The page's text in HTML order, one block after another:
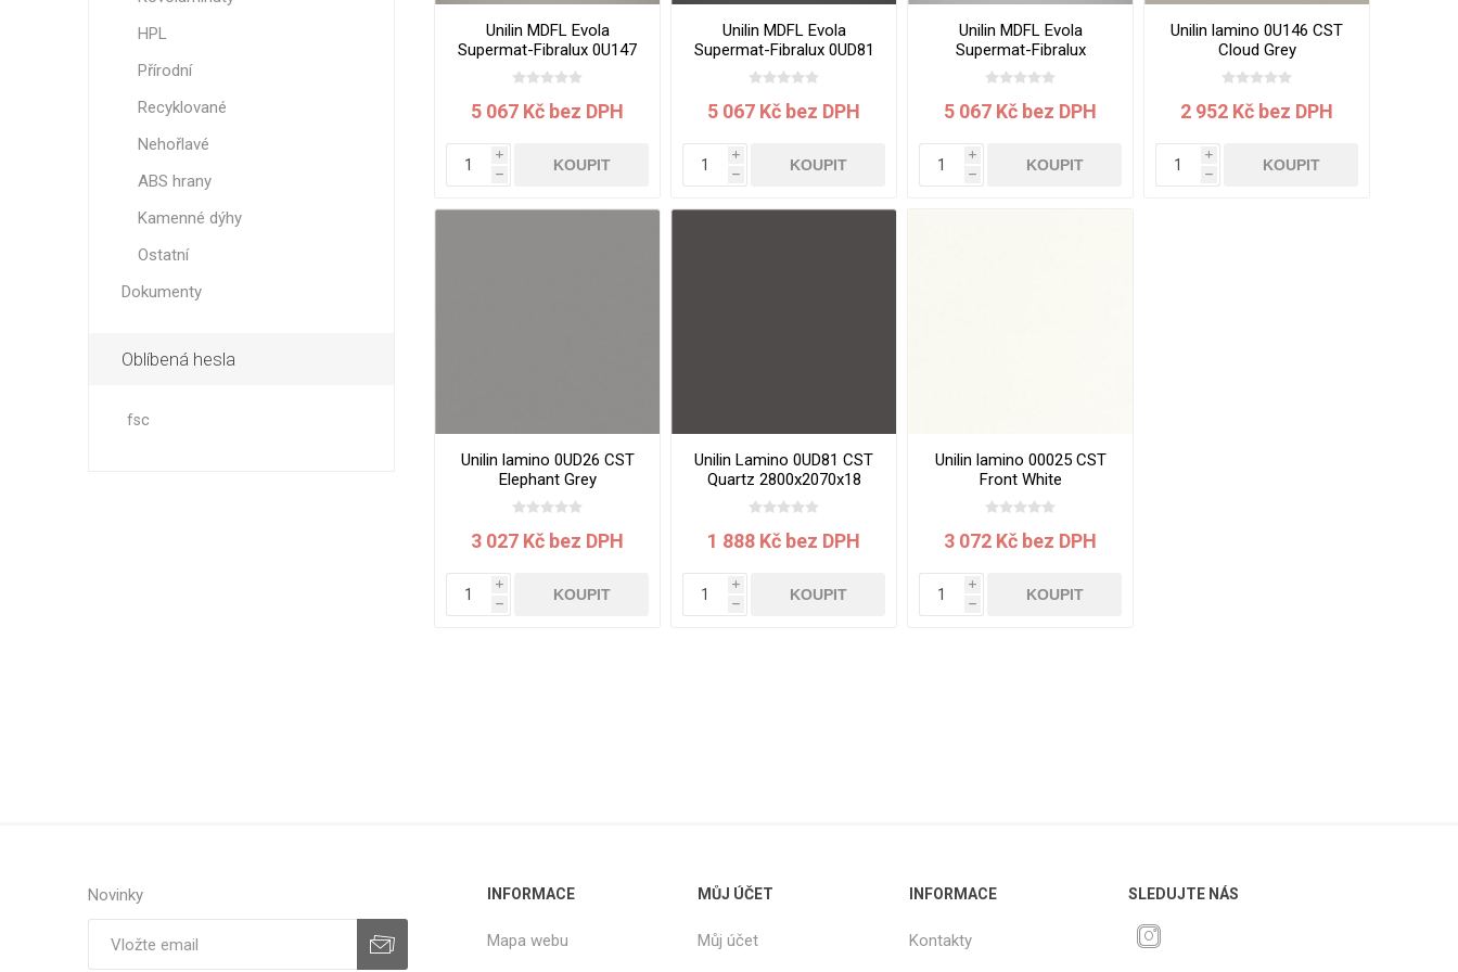
Unilin MDFL Evola
Supermat-Fibralux 0U147
MST/CST Seashell
5 067 Kč bez DPH
i
h
KOUPIT
Unilin MDFL Evola
Supermat-Fibralux 0UD81
MST/CST Quartz
5 067 Kč bez DPH
i
h
KOUPIT
Unilin MDFL Evola
Supermat-Fibralux
0WE28 MST/CST Everest
mm
5 067 Kč bez DPH
i
h
KOUPIT
Unilin lamino 0U146 CST
Cloud Grey
2800x2070x18 mm
2 952 Kč bez DPH
i
h
KOUPIT
Unilin lamino 0UD26 CST
Elephant Grey
2800x2070x19 mm
3 027 Kč bez DPH
i
h
KOUPIT
Unilin Lamino 0UD81 CST
Quartz 2800x2070x18
mm
1 888 Kč bez DPH
i
h
KOUPIT
Unilin lamino 00025 CST
Front White
2800x2070x19 mm
3 072 Kč bez DPH
i
h
KOUPIT
HPL
Přírodní
Recyklované
Nehořlavé
ABS hrany
Kamenné dýhy
Ostatní
Dokumenty
Oblíbená hesla
fsc
Novinky INFORMACE
Mapa webu
MŮJ ÚČET
Můj účet
INFORMACE
Kontakty
SLEDUJTE NÁS